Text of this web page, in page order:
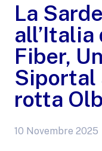
La
Fiber,
Siportal
rotta
10 Novembre 2025